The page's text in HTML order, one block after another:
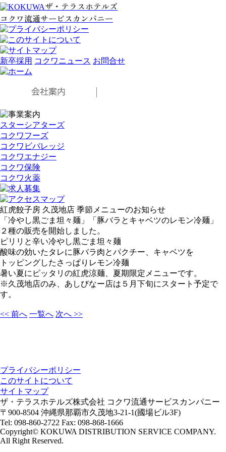
ザ・テラスホテルズ
コクワ流通サービスカンパニー
新卒採用 コクワニュース お問合せ
スターシアターズ
コクワフーズ
コクワビバレッジ
コクワエナジー
コクワ保険
コクワ火薬
紅虎餃子房 久茂地店 季節メニューのお知らせ
「冷やし黒ごま坦々麺」「豚バラとキャベツのレモン冷麺」
２種の販売を開始しました。
ピリリと辛い冷やし黒ごま坦々麺
酸味の効いたタレに豚バラ肉とパクチー、キャベツを
トッピングしたさっぱりレモン冷麺
暑い夏にピッタリの紅虎涼麺、夏期限定メニューです。
※久茂地店のみ、あしびなー店は５月下旬にスタート予定で
す。
<< 前へ 一覧へ 次へ >>
プライバシーポリシー
このサイトについて
サイトマップ
ザ・テラスホテルズ株式会社 コクワ流通サービスカンパニー
〒900-8504 沖縄県那覇市久茂地3-21-1(國場ビル3F)
Tel: 098-860-2722 Fax: 098-868-1666
Copyright© KOKUWA DISTRIBUTION SERVICE COMPANY.
All Right Reserved.